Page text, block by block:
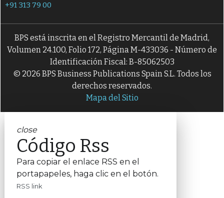
+91 313 79 00
BPS está inscrita en el Registro Mercantil de Madrid,
Volumen 24.100, Folio 172, Página M-433036 - Número de
Identificación Fiscal: B-85062503
© 2026 BPS Business Publications Spain S.L. Todos los
derechos reservados.
Mapa del Sitio
close
Código Rss
Para copiar el enlace RSS en el
portapapeles, haga clic en el botón.
RSS link